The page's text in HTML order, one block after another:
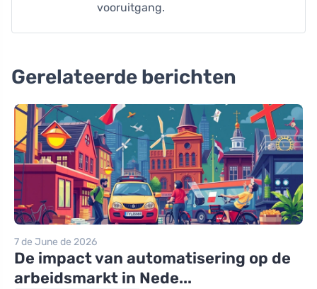
vooruitgang.
Gerelateerde berichten
7 de June de 2026
De impact van automatisering op de
arbeidsmarkt in Nede...